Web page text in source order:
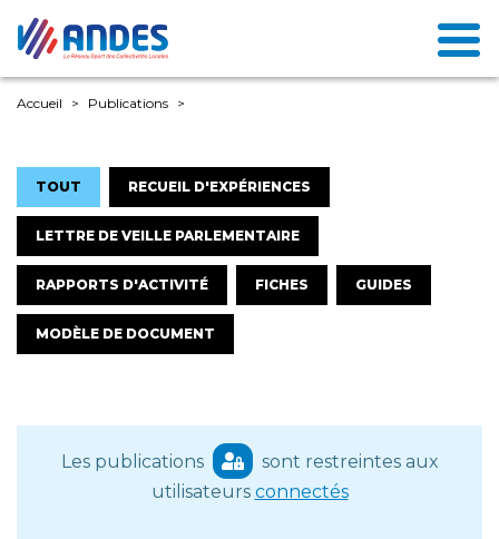
Accueil Publications
TOUT RECUEIL D'EXPÉRIENCES
LETTRE DE VEILLE PARLEMENTAIRE
RAPPORTS D'ACTIVITÉ FICHES GUIDES
MODÈLE DE DOCUMENT
Les publications
sont restreintes aux
utilisateurs connectés